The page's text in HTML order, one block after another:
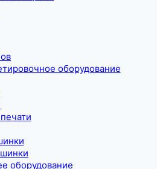
оборудование
оборудование